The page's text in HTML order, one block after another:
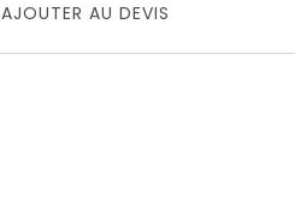
AJOUTER AU DEVIS